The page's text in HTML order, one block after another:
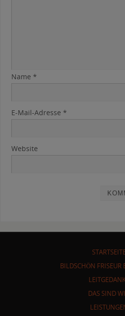
Name *
E-Mail-Adresse *
Website
BILDSCHÖN FRISEUR
DAS SIND